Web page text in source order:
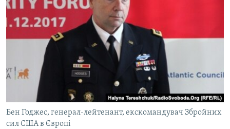
Бен Годжес, генерал-лейтенант, екскомандувач Збройних
сил США в Європі